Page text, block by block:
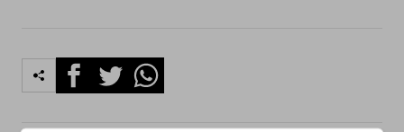
FacebookTwitterWhatsapp